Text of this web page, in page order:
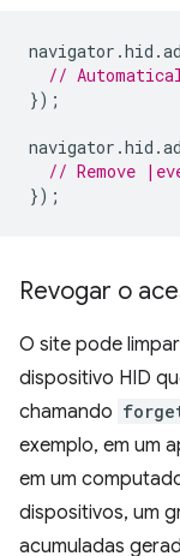
navigator .hid .
//
});
navigator .hid .
// Remove
});
Revogar o
O site pode
dispositivo HID
chamando
exemplo, em um
em um
dispositivos, um
acumuladas